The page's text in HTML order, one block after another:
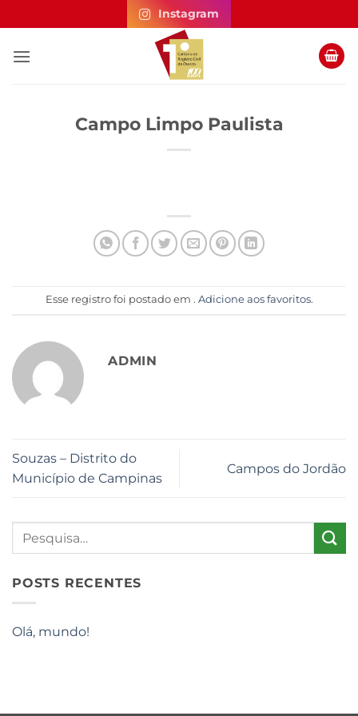
to
content
Instagram
Campo Limpo Paulista
Esse registro foi postado em . Adicione aos favoritos.
ADMIN
Souzas – Distrito do
Município de Campinas
Campos do Jordão
POSTS RECENTES
Olá, mundo!